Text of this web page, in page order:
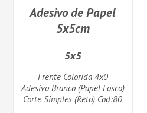
Adesivo de Papel
5x5cm
5x5
Frente Colorida 4x0
Adesivo Branco (Papel Fosco)
Corte Simples (Reto) Cod:80